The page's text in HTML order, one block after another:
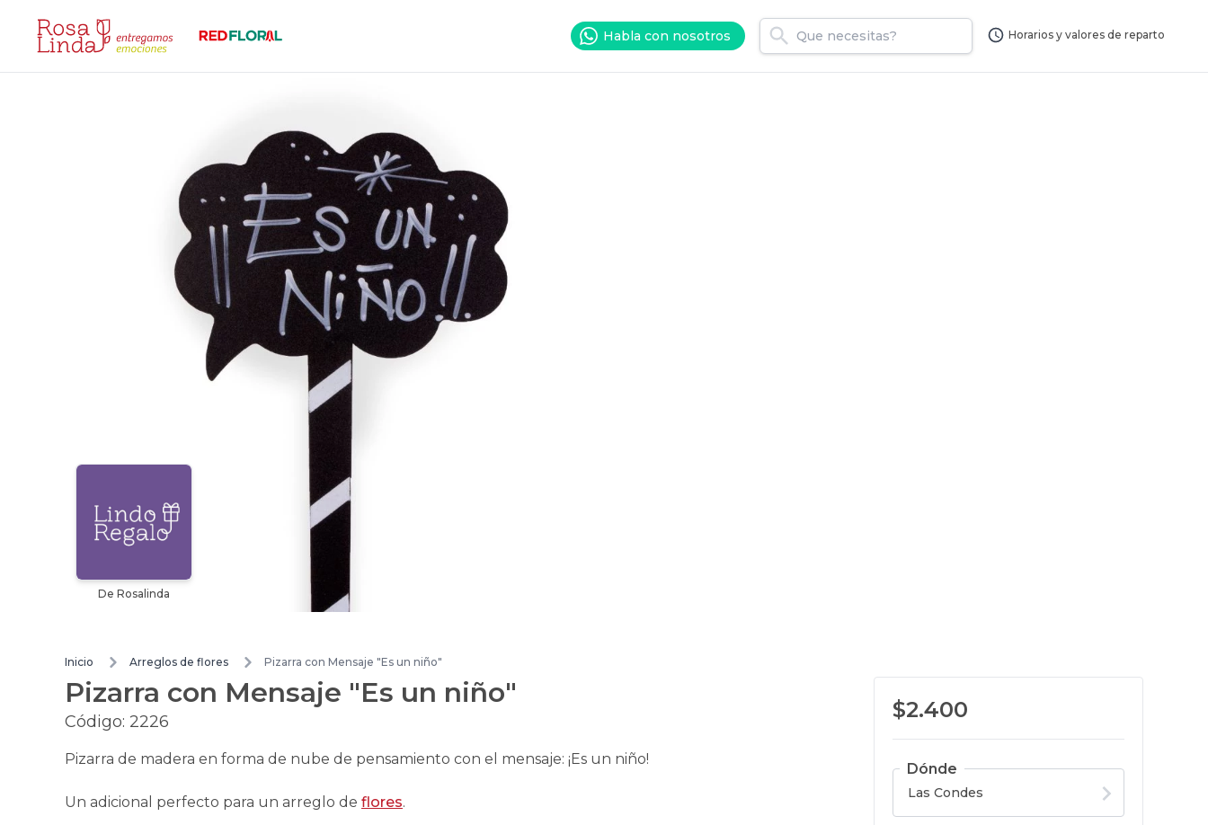
Habla con nosotros Horarios y valores de reparto
De Rosalinda
Inicio Arreglos de flores Pizarra con Mensaje "Es un niño"
Pizarra con Mensaje "Es un niño"
Código: 2226
Pizarra de madera en forma de nube de pensamiento con el mensaje: ¡Es un niño!
Un adicional perfecto para un arreglo de flores.
$2.400
Dónde